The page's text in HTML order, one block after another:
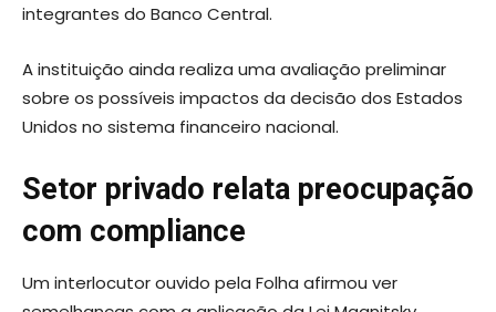
integrantes do Banco Central.
A instituição ainda realiza uma avaliação preliminar
sobre os possíveis impactos da decisão dos Estados
Unidos no sistema financeiro nacional.
Setor privado relata preocupação
com compliance
Um interlocutor ouvido pela Folha afirmou ver